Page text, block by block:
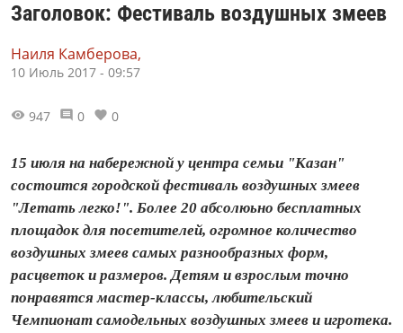
Заголовок: Фестиваль воздушных змеев
Наиля Камберова,
10 Июль 2017 - 09:57
947 0 0
15 июля на набережной у центра семьи "Казан"
состоится городской фестиваль воздушных змеев
"Летать легко!". Более 20 абсолюьно бесплатных
площадок для посетителей, огромное количество
воздушных змеев самых разнообразных форм,
расцветок и размеров. Детям и взрослым точно
понравятся мастер-классы, любительский
Чемпионат самодельных воздушных змеев и игротека.